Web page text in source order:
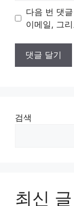
트
다음 번 댓
이메일, 그
검색
최신 글